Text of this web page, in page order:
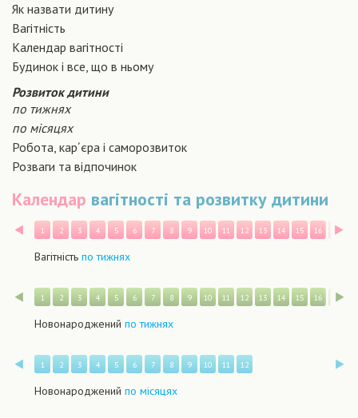
Як назвати дитину
Вагiтнiсть
Календар вагітності
Будинок і все, що в ньому
Розвиток дитини
по тижнях
по місяцях
Робота, кар´єра і саморозвиток
Розваги та відпочинок
Календар вагітності та розвитку дитини
Назад
1 2 3 4 5 6 7 8 9 10 11 12 13 14 15 16 17
Вагітність по тижнях
Назад
1 2 3 4 5 6 7 8 9 10 11 12 13 14 15 16 17
Новонароджений по тижнях
Назад
1 2 3 4 5 6 7 8 9 10 11 12
Новонароджений по місяцях